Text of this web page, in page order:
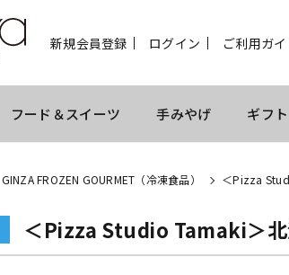
新規会員登録 ログイン ご利用ガ
フード＆スイーツ 手みやげ ギフト
GINZA FROZEN GOURMET（冷凍食品） ＜Pizza
＜Pizza Studio Tamaki＞